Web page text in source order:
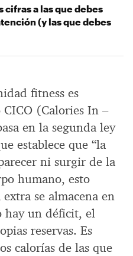
fitness es
(Calories In –
en la segunda ley
establece que “la
ni surgir de la
humano, esto
se almacena en
hay un déficit, el
reservas. Es
calorías de las que
cifras a las que debes
(y las que debes